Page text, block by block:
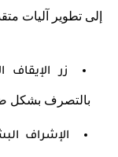
إلى تطوير آليات
زر الإيقاف
بالتصرف بشكل
الإشراف